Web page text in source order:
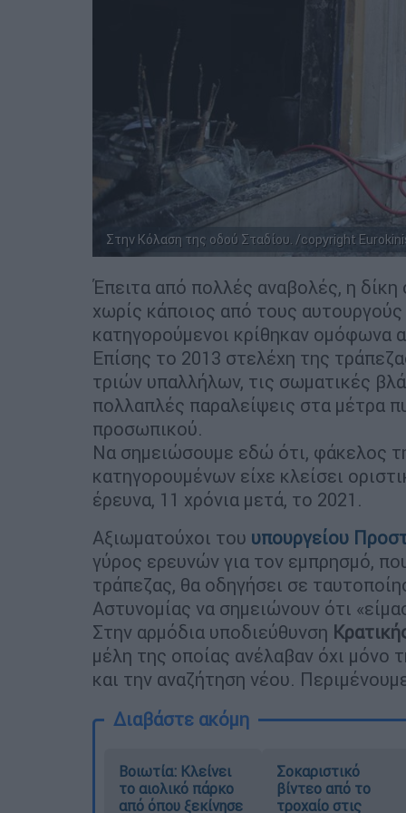
Στην Κόλαση της οδού Σταδίου. /copyright
Έπειτα από πολλές αναβολές, η
χωρίς κάποιος από τους
κατηγορούμενοι κρίθηκαν ομόφωνα
Επίσης το 2013 στελέχη της
τριών υπαλλήλων, τις σωματικές
πολλαπλές παραλείψεις στα μέτρα
προσωπικού.
Να σημειώσουμε εδώ ότι, φάκελος
κατηγορουμένων είχε κλείσει
έρευνα, 11 χρόνια μετά, το 2021.
Αξιωματούχοι του υπουργείου
γύρος ερευνών για τον εμπρησμό,
τράπεζας, θα οδηγήσει σε
Αστυνομίας να σημειώνουν ότι
Στην αρμόδια υποδιεύθυνση
μέλη της οποίας ανέλαβαν όχι μόνο
και την αναζήτηση νέου.
Διαβάστε ακόμη
Βοιωτία: Κλείνει
το αιολικό πάρκο
από όπου ξεκίνησε
Σοκαριστικό
βίντεο από το
τροχαίο στις